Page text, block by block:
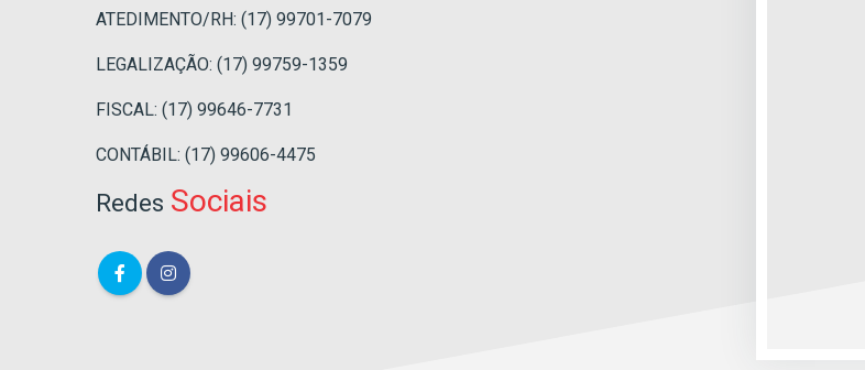
ATEDIMENTO/RH: (17) 99701-7079
LEGALIZAÇÃO: (17) 99759-1359
FISCAL: (17) 99646-7731
CONTÁBIL: (17) 99606-4475
Redes Sociais